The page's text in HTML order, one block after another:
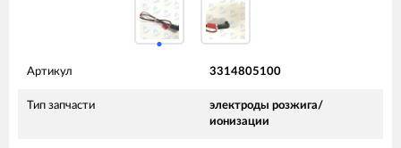
Артикул 3314805100
Тип запчасти
электроды розжига/
ионизации